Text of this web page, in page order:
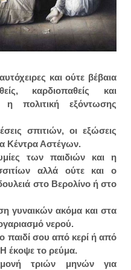
και ούτε βέβαια
καρδιοπαθείς και
η πολιτική εξόντωσης
σπιτιών, οι εξώσεις
Κέντρα Αστέγων.
των παιδιών και η
αλλά ούτε και ο
στο Βερολίνο ή στο
γυναικών ακόμα και στα
νερού.
παιδί σου από κερί ή από
έκοψε το ρεύμα.
τριών μηνών για